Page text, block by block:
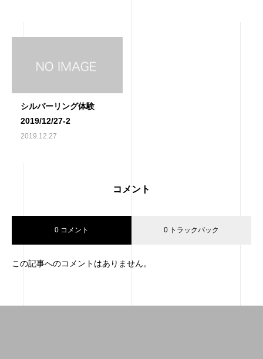
シルバーリング体験
2019/12/27-2
2019.12.27
コメント
0 コメント 0 トラックバック
この記事へのコメントはありません。